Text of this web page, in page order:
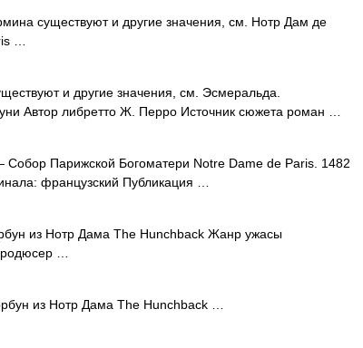
существуют и другие значения, см. Нотр Дам де
…
и другие значения, см. Эсмеральда.
Автор либретто Ж. Перро Источник сюжета роман …
Собор Парижской Богоматери Notre Dame de Paris. 1482
французский Публикация …
из Нотр Дама The Hunchback Жанр ужасы
…
из Нотр Дама The Hunchback …